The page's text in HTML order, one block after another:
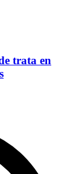
trata en